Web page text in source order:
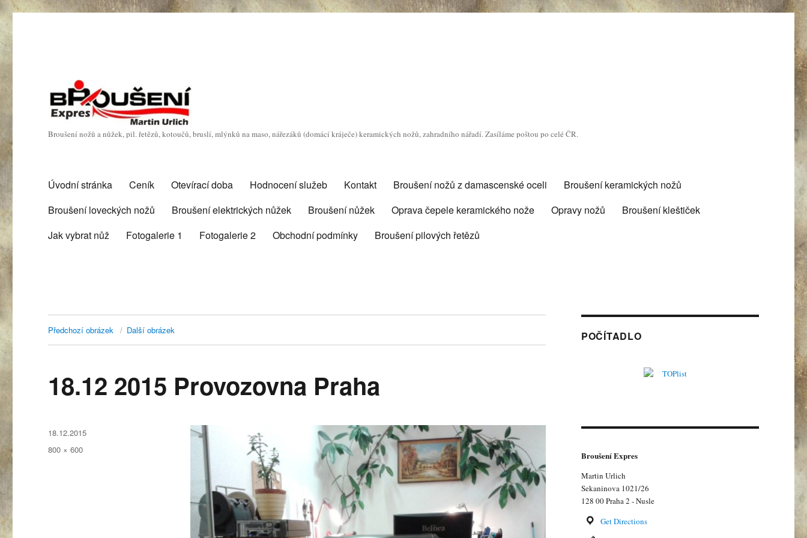
Broušení nožů a nůžek, pil. řetězů, kotoučů, bruslí, mlýnků na maso, nářezáků (domácí kráječe) keramických nožů, zahradního nářadí. Zasíláme poštou po celé ČR.
Úvodní stránka Ceník Otevírací doba Hodnocení služeb Kontakt Broušení nožů z damascenské oceli
Broušení keramických nožů
Broušení loveckých nožů
Broušení elektrických nůžek Broušení nůžek Oprava čepele keramického nože Opravy nožů
Broušení kleštiček
Jak vybrat nůž
Fotogalerie 1 Fotogalerie 2 Obchodní podmínky Broušení pilových řetězů
Předchozí obrázek Další obrázek
18.12 2015 Provozovna Praha
Publikováno:
18.12.2015
Původní
800 × 600
POČÍTADLO
Broušení Expres
Martin Urlich
Sekaninova 1021/26
128 00 Praha 2 - Nusle
Get Directions